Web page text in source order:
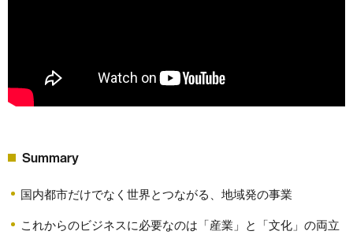
Summary
国内都市だけでなく世界とつながる、地域発の事業
これからのビジネスに必要なのは「産業」と「文化」の両立